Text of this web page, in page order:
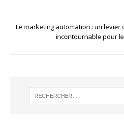
Le marketing automation : un levier
incontournable pour